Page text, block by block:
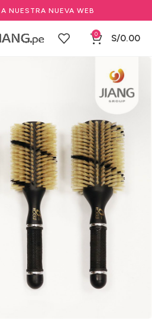
NUESTRA NUEVA WEB
0 S/0.00
Herramientas de salón de belleza